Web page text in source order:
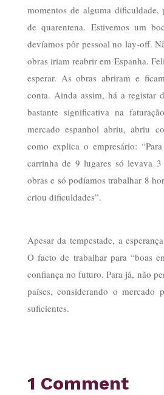
momentos de alguma dificuldade,
de quarentena. Estivemos um
devíamos pôr pessoal no lay-off.
obras iriam reabrir em Espanha.
esperar. As obras abriram e
conta. Ainda assim, há a registar
bastante significativa na
mercado espanhol abriu, abriu
como explica o empresário:
carrinha de 9 lugares só levava
obras e só podíamos trabalhar 8
criou dificuldades”.
Apesar da tempestade, a
O facto de trabalhar para “boas
confiança no futuro. Para já, não
países, considerando o mercado
suficientes.
1 Comment